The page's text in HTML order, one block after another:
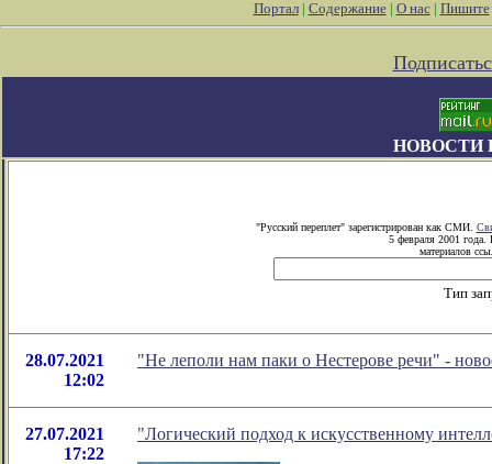
Портал| Содержание| О нас| Пишите
НОВОСТИ
"Русский переплет" зарегистрирован как СМИ.
5 февраля 2001 года.
материалов
Тип
28.07.2021
12:02
"Не леполи нам паки о Нестерове речи" -
27.07.2021
17:22
"Логический подход к искусственному